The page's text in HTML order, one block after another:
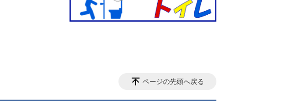
ページの先頭へ戻る